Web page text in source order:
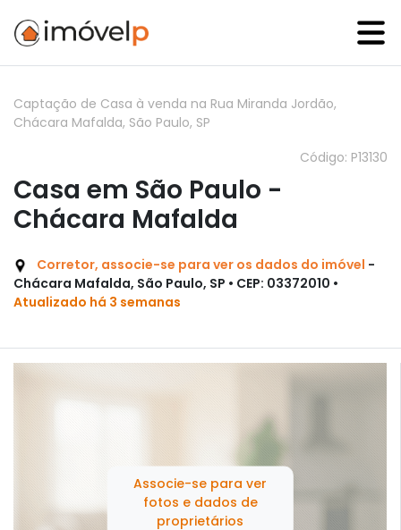
Captação de Casa à venda na Rua Miranda Jordão,
Chácara Mafalda, São Paulo, SP
Código: P13130
Casa em São Paulo -
Chácara Mafalda
Corretor, associe-se para ver os dados do imóvel -
Chácara Mafalda, São Paulo, SP • CEP: 03372010 •
Atualizado há 3 semanas
Associe-se para ver
fotos e dados de
proprietários